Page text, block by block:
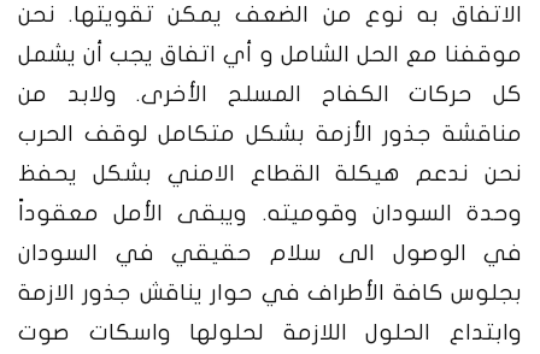
الاتفاق به نوع من الضعف يمكن تقويتها. نحن
موقفنا مع الحل الشامل و أي اتفاق يجب أن يشمل
كل حركات الكفاح المسلح الأخرى. ولابد من
مناقشة جذور الأزمة بشكل متكامل لوقف الحرب
نحن ندعم هيكلة القطاع الامني بشكل يحفظ
وحدة السودان وقوميته. ويبقى الأمل معقوداً
في الوصول الى سلام حقيقي في السودان
بجلوس كافة الأطراف في حوار يناقش جذور الازمة
وابتداع الحلول اللازمة لحلولها واسكات صوت